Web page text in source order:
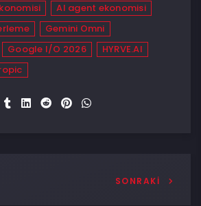
AI agent ekonomisi
Gemini Omni
Google I/O 2026
HYRVE.AI
SONRAKI